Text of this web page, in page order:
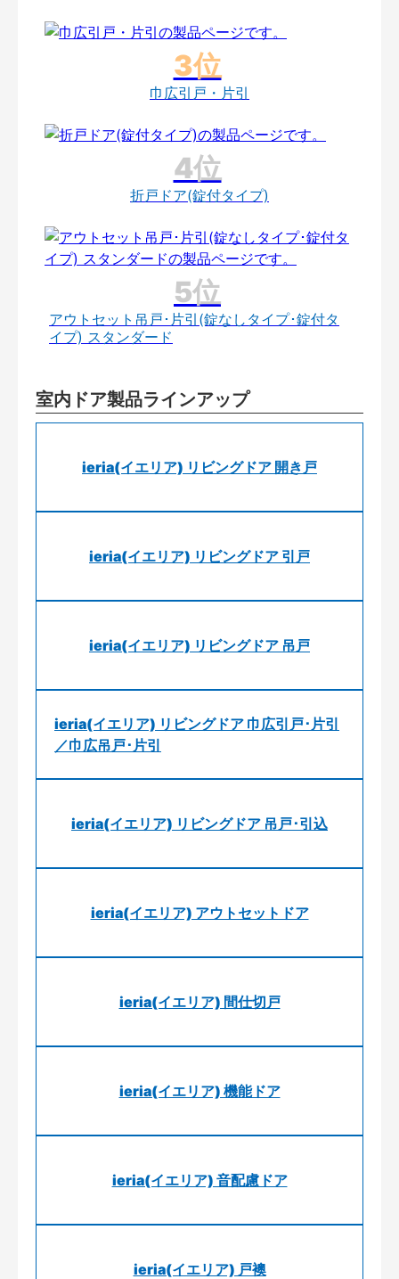
巾広引戸・片引
折戸ドア(錠付タイプ)
アウトセット吊戸･片引(錠なしタイプ･錠付タ
イプ) スタンダード
室内ドア製品ラインアップ
ieria(イエリア) リビングドア 開き戸
ieria(イエリア) リビングドア 引戸
ieria(イエリア) リビングドア 吊戸
ieria(イエリア) リビングドア 巾広引戸･片引
／巾広吊戸･片引
ieria(イエリア) リビングドア 吊戸･引込
ieria(イエリア) アウトセットドア
ieria(イエリア) 間仕切戸
ieria(イエリア) 機能ドア
ieria(イエリア) 音配慮ドア
ieria(イエリア) 戸襖